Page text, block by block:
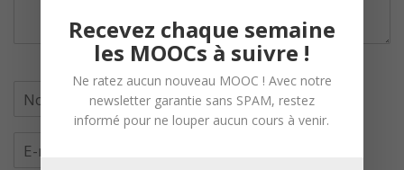
Recevez chaque semaine
les MOOCs à suivre !
Ne ratez aucun nouveau MOOC ! Avec notre
newsletter garantie sans SPAM, restez
informé pour ne louper aucun cours à venir.